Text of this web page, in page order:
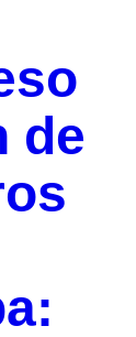
de